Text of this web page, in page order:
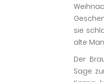
sie
alte
Der
Sage